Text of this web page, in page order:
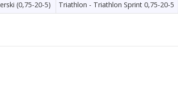
(0,75-20-5) Triathlon - Triathlon Sprint 0,75-20-5